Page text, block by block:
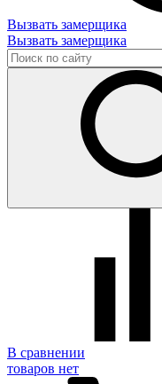
Вызвать замерщика
Вызвать замерщика
В сравнении
товаров нет